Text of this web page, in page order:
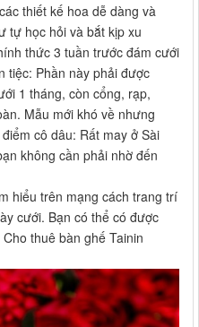
thiết kế hoa dễ dàng và
tự học hỏi và bắt kịp xu
thức 3 tuần trước đám cưới
tiệc: Phần này phải được
1 tháng, còn cổng, rạp,
Mẫu mới khó về nhưng
cô dâu: Rất may ở Sài
không cần phải nhờ đến
hiểu trên mạng cách trang trí
cưới. Bạn có thể có được
thuê bàn ​​ghế Tainin